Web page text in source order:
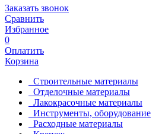
Заказать звонок
Сравнить
Избранное
0
Оплатить
Корзина
Строительные материалы
Отделочные материалы
Лакокрасочные материалы
Инструменты, оборудование
Расходные материалы